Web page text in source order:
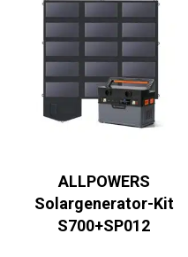
ALLPOWERS
Solargenerator-Kit
S700+SP012